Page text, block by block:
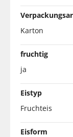
Karton
fruchtig
ja
Eistyp
Fruchteis
Eisform